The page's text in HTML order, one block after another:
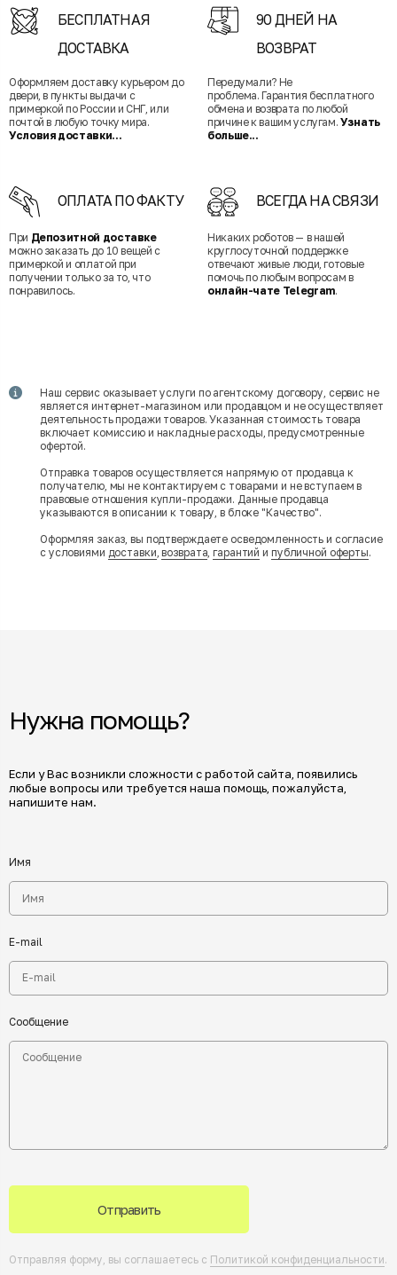
БЕСПЛАТНАЯ
ДОСТАВКА
Оформляем доставку курьером до
двери, в пункты выдачи с
примеркой по России и СНГ, или
почтой в любую точку мира.
Условия доставки...
90 ДНЕЙ НА
ВОЗВРАТ
Передумали? Не
проблема. Гарантия бесплатного
обмена и возврата по любой
причине к вашим услугам. Узнать
больше...
ОПЛАТА ПО ФАКТУ
При Депозитной доставке
можно заказать до 10 вещей с
примеркой и оплатой при
получении только за то, что
понравилось.
ВСЕГДА НА СВЯЗИ
Никаких роботов — в нашей
круглосуточной поддержке
отвечают живые люди, готовые
помочь по любым вопросам в
онлайн-чате Telegram.
Наш сервис оказывает услуги по агентскому договору, сервис не
является интернет-магазином или продавцом и не осуществляет
деятельность продажи товаров. Указанная стоимость товара
включает комиссию и накладные расходы, предусмотренные
офертой.
Отправка товаров осуществляется напрямую от продавца к
получателю, мы не контактируем с товарами и не вступаем в
правовые отношения купли-продажи. Данные продавца
указываются в описании к товару, в блоке "Качество".
Оформляя заказ, вы подтверждаете осведомленность и согласие
с условиями доставки,возврата,гарантий и публичной оферты.
Нужна помощь?
Если у Вас возникли сложности с работой сайта, появились
любые вопросы или требуется наша помощь, пожалуйста,
напишите нам.
Имя
E-mail
Сообщение
Отправить
Отправляя форму, вы соглашаетесь с Политикой конфиденциальности.